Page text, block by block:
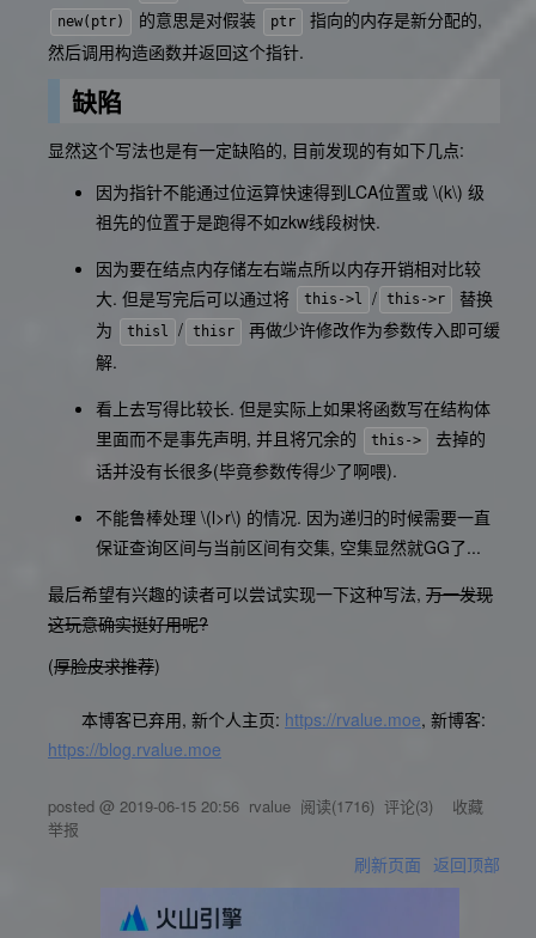
new(ptr) 的意思是对假装 ptr
指向的内存是新分配的,
然后调用构造函数并返回这个指针.
缺陷
显然这个写法也是有一定缺陷的, 目前发现的有如下几点:
因为指针不能通过位运算快速得到LCA位置或 \(k\) 级
祖先的位置于是跑得不如zkw线段树快.
因为要在结点内存储左右端点所以内存开销相对比较
大. 但是写完后可以通过将
this->l / this->r
替换
为
thisl / thisr
再做少许修改作为参数传入即可缓
解.
看上去写得比较长. 但是实际上如果将函数写在结构体
里面而不是事先声明, 并且将冗余的
this->
去掉的
话并没有长很多(毕竟参数传得少了啊喂).
不能鲁棒处理 \(l>r\) 的情况. 因为递归的时候需要一直
保证查询区间与当前区间有交集, 空集显然就GG了...
最后希望有兴趣的读者可以尝试实现一下这种写法, 万一发现
这玩意确实挺好用呢?
(厚脸皮求推荐)
本博客已弃用, 新个人主页: https://rvalue.moe, 新博客:
https://blog.rvalue.moe
posted @ 2019-06-15 20:56 rvalue 阅读(1716) 评论(3) 收藏
举报
刷新页面 返回顶部